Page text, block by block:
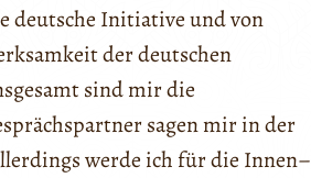
deutsche Initiative und von
der deutschen
sind mir die
sagen mir in der
werde ich für die Innen–